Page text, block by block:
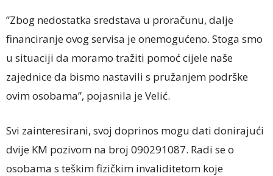
”Zbog nedostatka sredstava u proračunu, dalje
financiranje ovog servisa je onemogućeno. Stoga smo
u situaciji da moramo tražiti pomoć cijele naše
zajednice da bismo nastavili s pružanjem podrške
ovim osobama”, pojasnila je Velić.
Svi zainteresirani, svoj doprinos mogu dati donirajući
dvije KM pozivom na broj 090291087. Radi se o
osobama s teškim fizičkim invaliditetom koje